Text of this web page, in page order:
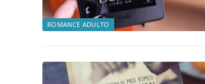
ROMANCE ADULTO